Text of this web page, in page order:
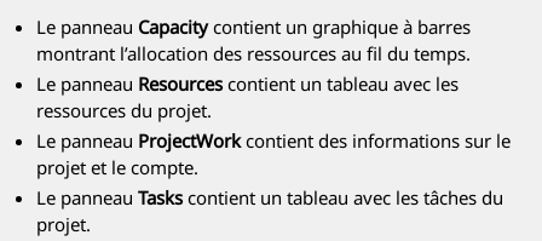
Le panneau Capacitycontient un graphique à barres
montrant l’allocation des ressources au fil du temps.
Le panneau Resourcescontient un tableau avec les
ressources du projet.
Le panneau ProjectWorkcontient des informations sur le
projet et le compte.
Le panneau Taskscontient un tableau avec les tâches du
projet.